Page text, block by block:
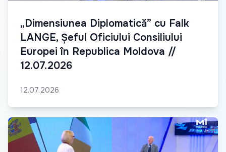
„Dimensiunea Diplomatică” cu Falk
LANGE, Șeful Oficiului Consiliului
Europei în Republica Moldova //
12.07.2026
12.07.2026